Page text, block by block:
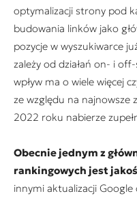
optymalizacji strony pod
budowania linków jako
pozycje w wyszukiwarce
zależy od działań on- i
wpływ ma o wiele więcej
ze względu na najnowsze
2022 roku nabierze
Obecnie jednym z
rankingowych jest
innymi aktualizacji Google